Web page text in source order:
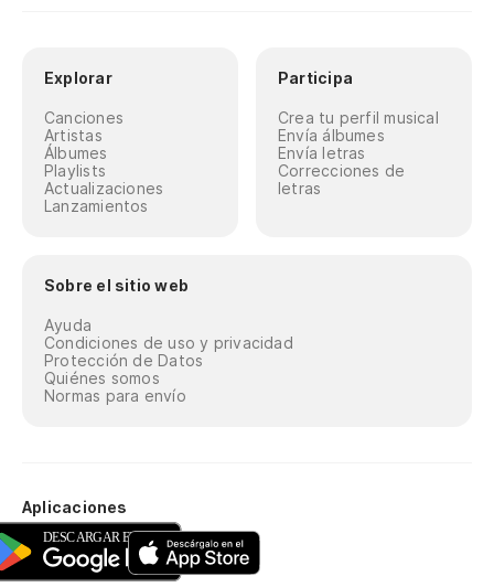
Explorar
Canciones
Artistas
Álbumes
Playlists
Actualizaciones
Lanzamientos
Participa
Crea tu perfil musical
Envía álbumes
Envía letras
Correcciones de
letras
Sobre el sitio web
Ayuda
Condiciones de uso y privacidad
Protección de Datos
Quiénes somos
Normas para envío
Aplicaciones